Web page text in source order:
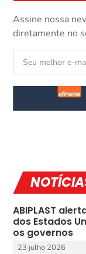
Assine nossa
diretamente no
ABIPLAST
dos Estados
os governos
23 julho 2026